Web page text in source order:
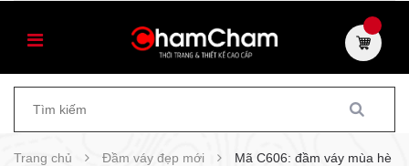
Trang chủ Đầm váy đẹp mới
Mã C606: đầm váy mùa hè